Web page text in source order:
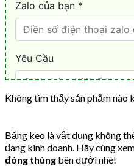
Không tìm thấy sản phẩm nào
Băng keo là vật dụng không
đang kinh doanh. Hãy cùng
đóng thùng bên dưới nhé!